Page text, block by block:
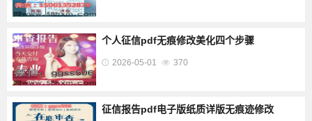
个人征信pdf无痕修改美化四个步骤
2026-05-01 370
征信报告pdf电子版纸质详版无痕迹修改